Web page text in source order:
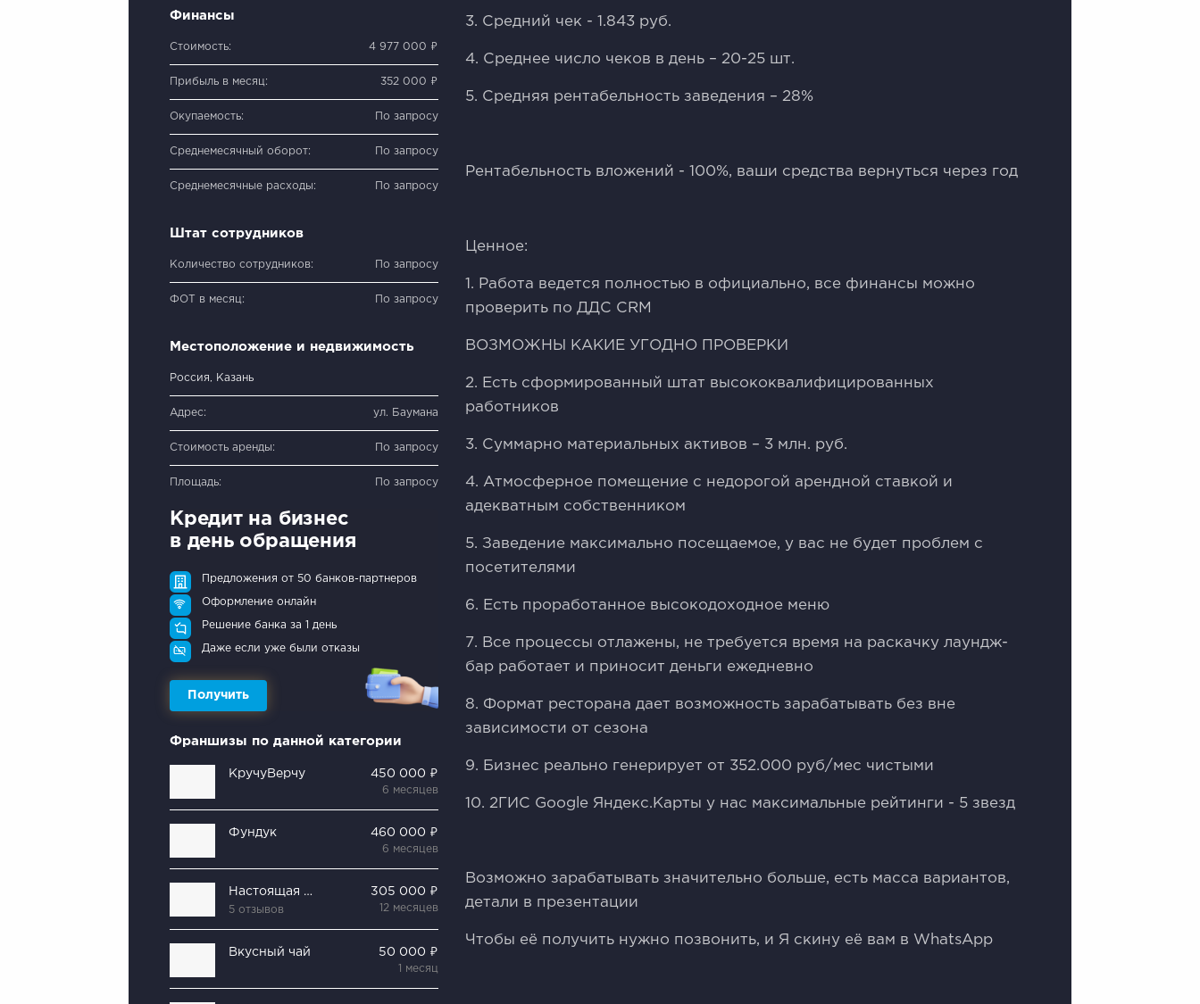
Финансы
Стоимость: 4 977 000 ₽
Прибыль в месяц: 352 000 ₽
Окупаемость: По запросу
Среднемесячный оборот: По запросу
Среднемесячные расходы: По запросу
Штат сотрудников
Количество сотрудников: По запросу
ФОТ в месяц: По запросу
Местоположение и недвижимость
Россия, Казань
Адрес: ул. Баумана
Стоимость аренды: По запросу
Площадь: По запросу
Кредит на бизнес
в день обращения
Предложения от 50 банков-партнеров
Оформление онлайн
Решение банка за 1 день
Даже если уже были отказы
Получить
Франшизы по данной категории
КручуВерчу 450 000 ₽
6 месяцев
Фундук 460 000 ₽
6 месяцев
Настоящая пекарня
5 отзывов
305 000 ₽
12 месяцев
Вкусный чай 50 000 ₽
1 месяц
3. Средний чек - 1.843 руб.
4. Среднее число чеков в день – 20-25 шт.
5. Средняя рентабельность заведения – 28%
Рентабельность вложений - 100%, ваши средства вернуться через год
Ценное:
1. Работа ведется полностью в официально, все финансы можно
проверить по ДДС СRМ
ВОЗМОЖНЫ КАКИЕ УГОДНО ПРОВЕРКИ
2. Есть сформированный штат высококвалифицированных
работников
3. Суммарно материальных активов – 3 млн. руб.
4. Атмосферное помещение с недорогой арендной ставкой и
адекватным собственником
5. Заведение максимально посещаемое, у вас не будет проблем с
посетителями
6. Есть проработанное высокодоходное меню
7. Все процессы отлажены, не требуется время на раскачку лаундж-
бар работает и приносит деньги ежедневно
8. Формат ресторана дает возможность зарабатывать без вне
зависимости от сезона
9. Бизнес реально генерирует от 352.000 руб/мес чистыми
10. 2ГИС Gооglе Яндекс.Карты у нас максимальные рейтинги - 5 звезд
Возможно зарабатывать значительно больше, есть масса вариантов,
детали в презентации
Чтобы её получить нужно позвонить, и Я скину её вам в WhаtsАрр